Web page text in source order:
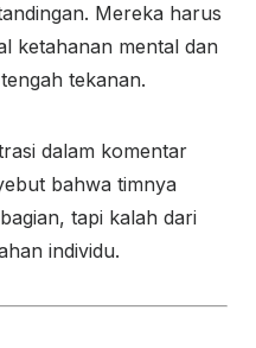
Mereka harus
ketahanan mental dan
tekanan.
dalam komentar
bahwa timnya
tapi kalah dari
individu.